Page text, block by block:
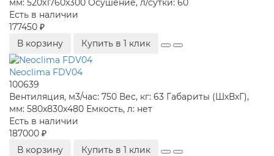
мм: 520x1760x300 Осушение, л/сутки: 60
Есть в наличии
177450 ₽
В корзину
Купить в 1 клик
Neoclima FDV04
100639
Вентиляция, м3/час: 750 Вес, кг: 63 Габариты (ШхВхГ),
мм: 580x830x480 Емкость, л: нет
Есть в наличии
187000 ₽
В корзину
Купить в 1 клик